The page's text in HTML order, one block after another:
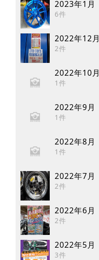
2023年1月
6件
2022年12月
2件
2022年10月
1件
2022年9月
1件
2022年8月
1件
2022年7月
2件
2022年6月
2件
2022年5月
3件